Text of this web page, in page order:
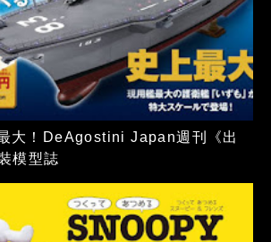
大！DeAgostini Japan週刊《出
模型誌